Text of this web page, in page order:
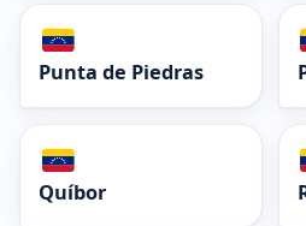
Punta de Piedras
Quíbor